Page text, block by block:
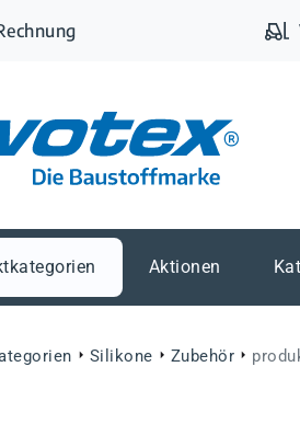
springen
Aktionen
Silikone Zubehör